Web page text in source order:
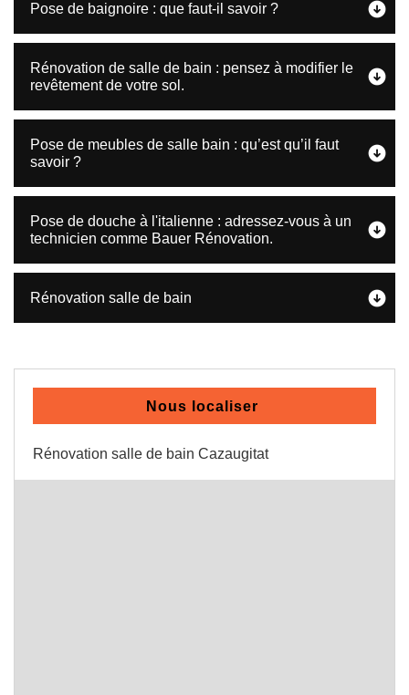
Pose de baignoire : que faut-il savoir ?
Rénovation de salle de bain : pensez à modifier le
revêtement de votre sol.
Pose de meubles de salle bain : qu’est qu’il faut
savoir ?
Pose de douche à l'italienne : adressez-vous à un
technicien comme Bauer Rénovation.
Rénovation salle de bain
Nous localiser
Rénovation salle de bain Cazaugitat